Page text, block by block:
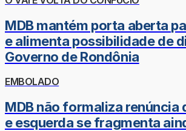
MDB mantém porta aberta
e alimenta possibilidade de
Governo de Rondônia
EMBOLADO
MDB não formaliza renúncia
e esquerda se fragmenta